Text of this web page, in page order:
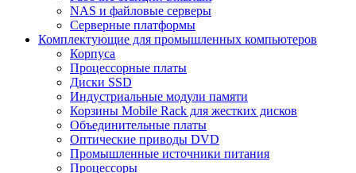
NAS и файловые серверы
Серверные платформы
Комплектующие для промышленных компьютеров
Корпуса
Процессорные платы
Диски SSD
Индустриальные модули памяти
Корзины Mobile Rack для жестких дисков
Объединительные платы
Оптические приводы DVD
Промышленные источники питания
Процессоры